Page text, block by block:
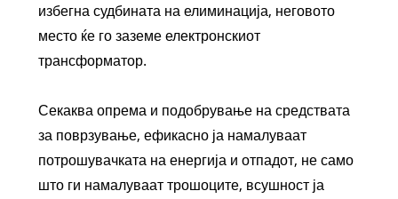
избегна судбината на елиминација, неговото
место ќе го заземе електронскиот
трансформатор.
Секаква опрема и подобрување на средствата
за поврзување, ефикасно ја намалуваат
потрошувачката на енергија и отпадот, не само
што ги намалуваат трошоците, всушност ја